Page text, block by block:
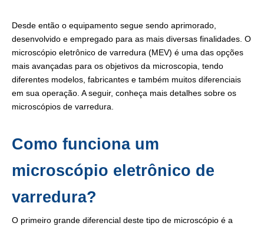
Desde então o equipamento segue sendo aprimorado,
desenvolvido e empregado para as mais diversas finalidades. O
microscópio eletrônico de varredura (MEV) é uma das opções
mais avançadas para os objetivos da microscopia, tendo
diferentes modelos, fabricantes e também muitos diferenciais
em sua operação. A seguir, conheça mais detalhes sobre os
microscópios de varredura.
Como funciona um
microscópio eletrônico de
varredura?
O primeiro grande diferencial deste tipo de microscópio é a